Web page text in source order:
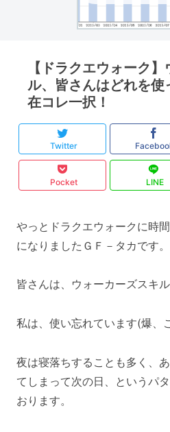
【ドラクエウォーク
ル、皆さんはどれを
在コレ一択！
Twitter
Pocket LINE
やっとドラクエウォークに時
になりましたＧＦ－タカです。
皆さんは、ウォーカーズスキ
私は、使い忘れています(爆、
夜は寝落ちすることも多く、
てしまって次の日、というパ
おります。